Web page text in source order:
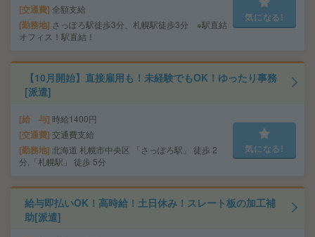
交通費 全額支給
勤務地 さっぽろ駅徒歩3分、札幌駅徒歩3分 ※駅直結
オフィス！駅直結！
気になる!
【10月開始】直接雇用も！未経験でもOK！ゆったり事務
[派遣]
給 与 時給1400円
交通費 交通費支給
勤務地 北海道 札幌市中央区 「さっぽろ駅」 徒歩 2
分,「札幌駅」 徒歩 5分
気になる!
給与即払いOK！高時給！土日休み！スレート板の加工補
助[派遣]